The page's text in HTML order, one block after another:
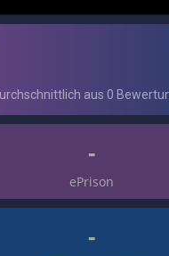
-
ePrison
-